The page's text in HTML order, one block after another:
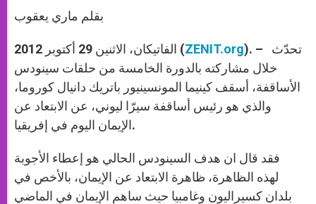
p
p
g
e
o
k
بقلم ماري يعقوب
الفاتيكان، الاثنين 29 أكتوبر 2012 (ZENIT.org). – تحدّث
خلال مشاركته بالدورة الخامسة من حلقات سينودس
الأساقفة، أسقف كينيما المونسينيور باتريك دانيال كوروما،
والذي هو رئيس أساقفة سيرّا ليوني، عن الابتعاد عن
الإيمان اليوم في إفريقيا.
فقد قال ان هدف السينودس الحالي هو إعطاء الأجوبة
لهذه الظاهرة، ظاهرة الابتعاد عن الإيمان، بالأخص في
بلدان كسيراليون وغامبيا حيث ساهم الإيمان في الماضي